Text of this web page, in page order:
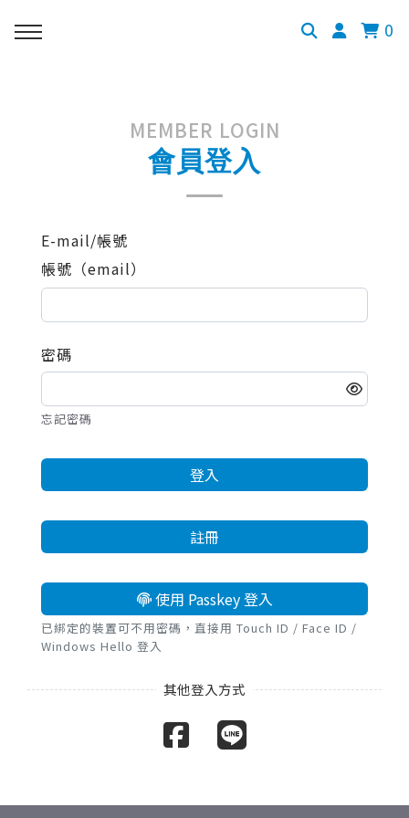
0
MEMBER LOGIN
會員登入
E-mail/帳號
帳號（email）
密碼
忘記密碼
登入
註冊
使用 Passkey 登入
已綁定的裝置可不用密碼，直接用 Touch ID / Face ID /
Windows Hello 登入